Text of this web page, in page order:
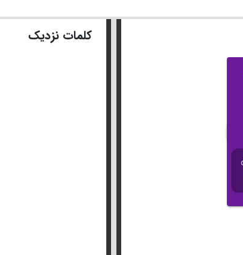
کلمات نزدیک